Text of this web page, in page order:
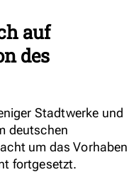
auf
des
Stadtwerke und
deutschen
um das Vorhaben
fortgesetzt.